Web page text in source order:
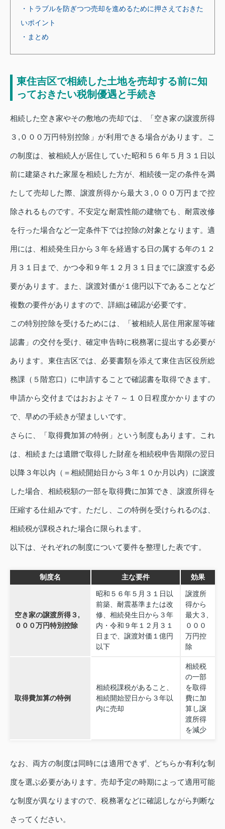
・トラブルを防ぎつつ売却を進めるために押さえておきた
いポイント
・まとめ
東住吉区で相続した土地を売却する前に知
っておきたい税制優遇と手続き
相続した空き家やその敷地の売却では、「空き家の譲渡所得
３,０００万円特別控除」が利用できる場合があります。こ
の制度は、被相続人が居住していた昭和５６年５月３１日以
前に建築された家屋を相続した方が、相続後一定の条件を満
たして売却した際、譲渡所得から最大３,０００万円まで控
除されるものです。不安定な耐震性能の建物でも、耐震改修
を行った場合など一定条件下では控除の対象となります。適
用には、相続発生日から３年を経過する日の属する年の１２
月３１日まで、かつ令和９年１２月３１日までに譲渡する必
要があります。また、譲渡対価が１億円以下であることなど
複数の要件がありますので、詳細は確認が必要です。
この特別控除を受けるためには、「被相続人居住用家屋等確
認書」の交付を受け、確定申告時に税務署に提出する必要が
あります。東住吉区では、必要書類を添えて東住吉区役所総
務課（５階窓口）に申請することで確認書を取得できます。
申請から交付まではおおよそ７～１０日程度かかりますの
で、早めの手続きが望ましいです。
さらに、「取得費加算の特例」という制度もあります。これ
は、相続または遺贈で取得した財産を相続税申告期限の翌日
以降３年以内（＝相続開始日から３年１０か月以内）に譲渡
した場合、相続税額の一部を取得費に加算でき、譲渡所得を
圧縮する仕組みです。ただし、この特例を受けられるのは、
相続税が課税された場合に限られます。
以下は、それぞれの制度について要件を整理した表です。
制度名 主な要件 効果
空き家の譲渡所得３,
０００万円特別控除
昭和５６年５月３１日以
前築、耐震基準または改
修、相続発生日から３年
内・令和９年１２月３１
日まで、譲渡対価１億円
以下
譲渡所
得から
最大３,
０００
万円控
除
取得費加算の特例
相続税課税があること、
相続開始翌日から３年以
内に売却
相続税
の一部
を取得
費に加
算し譲
渡所得
を減少
なお、両方の制度は同時には適用できず、どちらか有利な制
度を選ぶ必要があります。売却予定の時期によって適用可能
な制度が異なりますので、税務署などに確認しながら判断な
さってください。